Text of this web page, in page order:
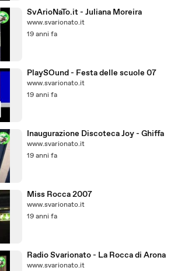
SvArioNaTo.it - Juliana Moreira
www.svarionato.it
19 anni fa
PlaySOund - Festa delle scuole 07
www.svarionato.it
19 anni fa
Inaugurazione Discoteca Joy - Ghiffa
www.svarionato.it
19 anni fa
Miss Rocca 2007
www.svarionato.it
19 anni fa
Radio Svarionato - La Rocca di Arona
www.svarionato.it